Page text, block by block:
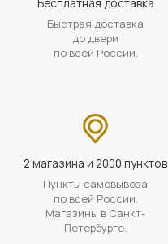
Быстрая доставка
до двери
по всей России.
2 магазина и 2000 пунктов
Пункты самовывоза
по всей России.
Магазины в Санкт-
Петербурге.